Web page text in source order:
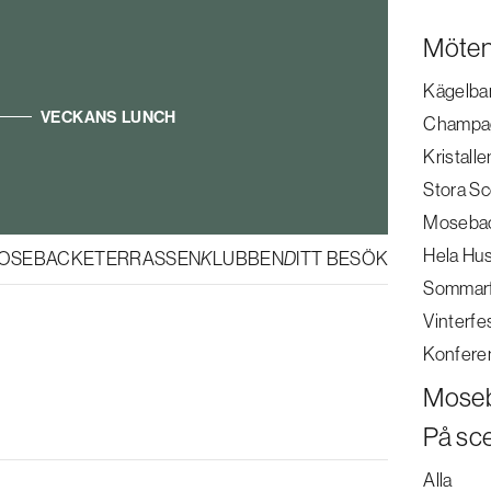
VECKANS LUNCH
KLUBBEN DITT BESÖK SV|EN
Stora
Hela
På
Alla